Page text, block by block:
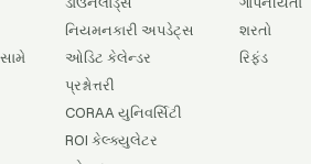
નિયમનકારી અપડેટ્સ
ઓડિટ કેલેન્ડર
પ્રશ્નોત્તરી
CORAA યુનિવર્સિટી
ROI કેલ્ક્યુલેટર
શરતો
રિફંડ